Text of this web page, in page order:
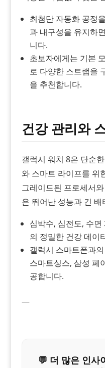
최첨단 자동화 공정
과 내구성을 유지하
니다.
초보자에게는 기본
로 다양한 스트랩을
을 추천합니다.
건강 관리와
갤럭시 워치 8은 단순
와 스마트 라이프를 위
그레이드된 프로세서
은 뛰어난 성능과 긴
심박수, 심전도, 수
의 정밀한 건강 데이
갤럭시 스마트폰과
스마트싱스, 삼성 페
공합니다.
—
💬 더 많은 인사